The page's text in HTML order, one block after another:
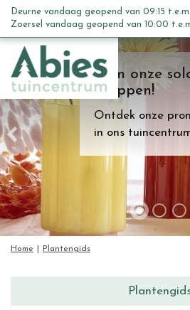
n
c
o
n
t
e
n
t
Kom onze
shoppen!
Ontdek onze
in ons
Home Plantengids
Deurne vandaag geopend van 09:15 t.e.m.
Zoersel vandaag geopend van 10:00